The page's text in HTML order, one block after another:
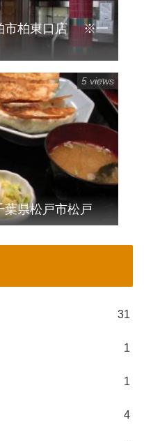
市柏東口店 ※一
県松戸市松戸
5 views
31
1
1
4